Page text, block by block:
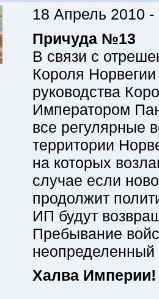
18 Апрель 2010 -
Причуда №13
В связи с
Короля
руководства
Императором
все регулярные
территории
на которых
случае если
продолжит
ИП будут
Пребывание
неопределенный
Халва Империи!